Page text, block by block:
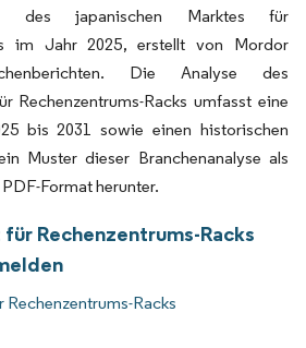
des japanischen Marktes für
im Jahr 2025, erstellt von Mordor
Die Analyse des
Rechenzentrums-Racks umfasst eine
bis 2031 sowie einen historischen
Muster dieser Branchenanalyse als
Format herunter.
Rechenzentrums-Racks
Racks